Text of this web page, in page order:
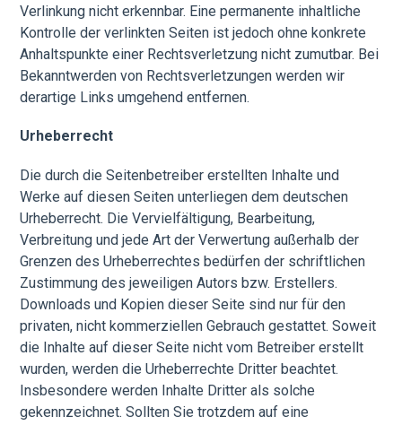
Verlinkung nicht erkennbar. Eine permanente inhaltliche
Kontrolle der verlinkten Seiten ist jedoch ohne konkrete
Anhaltspunkte einer Rechtsverletzung nicht zumutbar. Bei
Bekanntwerden von Rechtsverletzungen werden wir
derartige Links umgehend entfernen.
Urheberrecht
Die durch die Seitenbetreiber erstellten Inhalte und
Werke auf diesen Seiten unterliegen dem deutschen
Urheberrecht. Die Vervielfältigung, Bearbeitung,
Verbreitung und jede Art der Verwertung außerhalb der
Grenzen des Urheberrechtes bedürfen der schriftlichen
Zustimmung des jeweiligen Autors bzw. Erstellers.
Downloads und Kopien dieser Seite sind nur für den
privaten, nicht kommerziellen Gebrauch gestattet. Soweit
die Inhalte auf dieser Seite nicht vom Betreiber erstellt
wurden, werden die Urheberrechte Dritter beachtet.
Insbesondere werden Inhalte Dritter als solche
gekennzeichnet. Sollten Sie trotzdem auf eine